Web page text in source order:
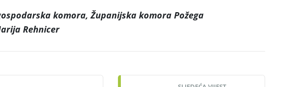
komora, Županijska komora Požega
Rehnicer